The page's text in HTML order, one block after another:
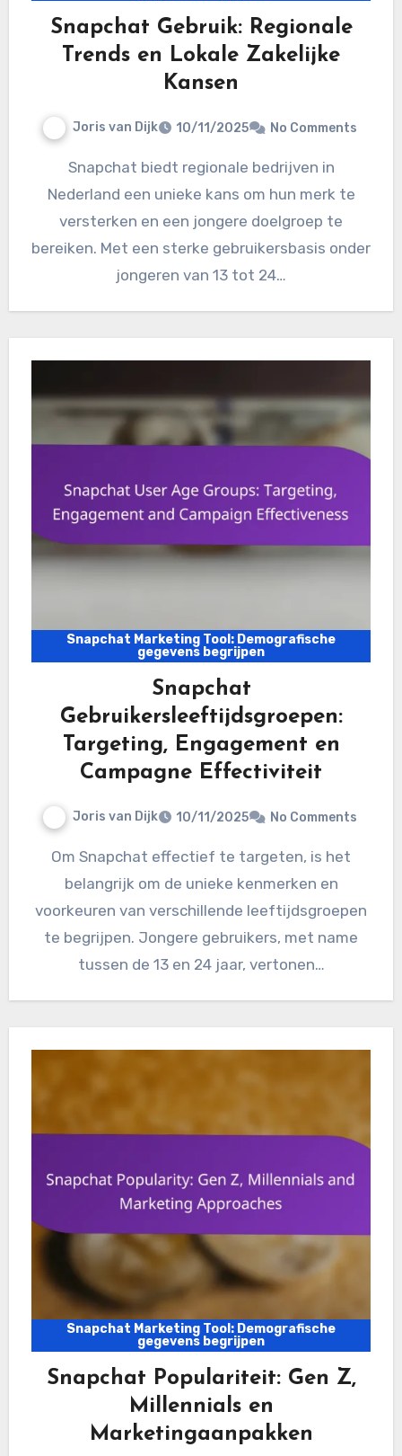
Snapchat Gebruik: Regionale
Trends en Lokale Zakelijke
Kansen
Joris van Dijk 10/11/2025 No Comments
Snapchat biedt regionale bedrijven in
Nederland een unieke kans om hun merk te
versterken en een jongere doelgroep te
bereiken. Met een sterke gebruikersbasis onder
jongeren van 13 tot 24…
Snapchat Marketing Tool: Demografische
gegevens begrijpen
Snapchat
Gebruikersleeftijdsgroepen:
Targeting, Engagement en
Campagne Effectiviteit
Joris van Dijk 10/11/2025 No Comments
Om Snapchat effectief te targeten, is het
belangrijk om de unieke kenmerken en
voorkeuren van verschillende leeftijdsgroepen
te begrijpen. Jongere gebruikers, met name
tussen de 13 en 24 jaar, vertonen…
Snapchat Marketing Tool: Demografische
gegevens begrijpen
Snapchat Populariteit: Gen Z,
Millennials en
Marketingaanpakken